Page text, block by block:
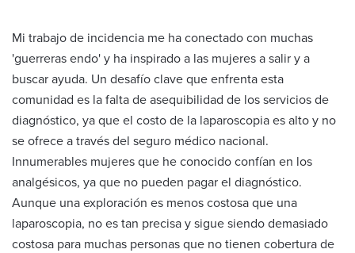
Mi trabajo de incidencia me ha conectado con muchas
'guerreras endo' y ha inspirado a las mujeres a salir y a
buscar ayuda. Un desafío clave que enfrenta esta
comunidad es la falta de asequibilidad de los servicios de
diagnóstico, ya que el costo de la laparoscopia es alto y no
se ofrece a través del seguro médico nacional.
Innumerables mujeres que he conocido confían en los
analgésicos, ya que no pueden pagar el diagnóstico.
Aunque una exploración es menos costosa que una
laparoscopia, no es tan precisa y sigue siendo demasiado
costosa para muchas personas que no tienen cobertura de